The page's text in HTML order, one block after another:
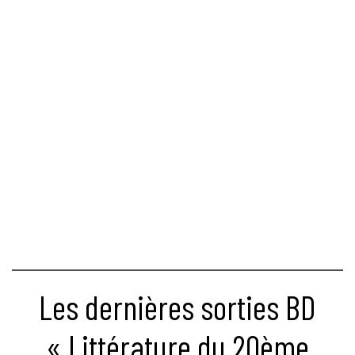
Les dernières sorties BD
« Littérature du 20ème